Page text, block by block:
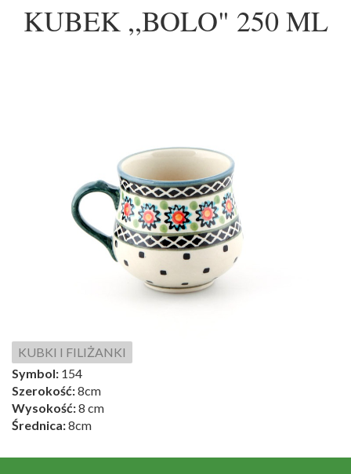
KUBEK ,,BOLO" 250 ML
KUBKI I FILIŻANKI
Symbol: 154
Szerokość:8cm
Wysokość:8 cm
Średnica:8cm